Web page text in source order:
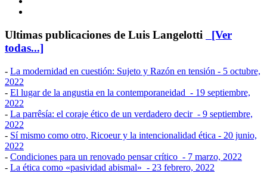
Ultimas publicaciones de Luis Langelotti
[Ver
todas...]
- La modernidad en cuestión: Sujeto y Razón en tensión - 5 octubre,
2022
- El lugar de la angustia en la contemporaneidad - 19 septiembre,
2022
- La parrêsía: el coraje ético de un verdadero decir - 9 septiembre,
2022
- Sí mismo como otro, Ricoeur y la intencionalidad ética - 20 junio,
2022
- Condiciones para un renovado pensar crítico - 7 marzo, 2022
- La ética como «pasividad abismal» - 23 febrero, 2022